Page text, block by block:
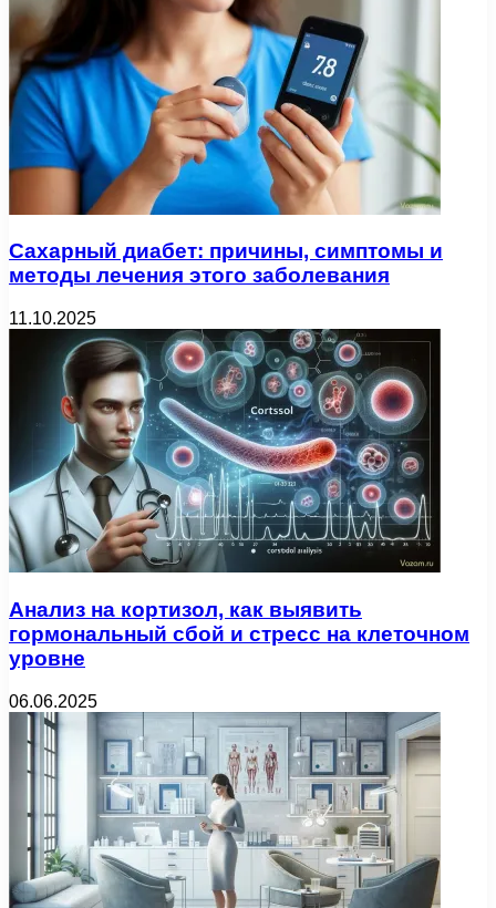
Сахарный диабет: причины, симптомы и
методы лечения этого заболевания
11.10.2025
Анализ на кортизол, как выявить
гормональный сбой и стресс на клеточном
уровне
06.06.2025